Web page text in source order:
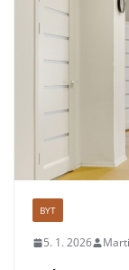
BYT
5. 1. 2026